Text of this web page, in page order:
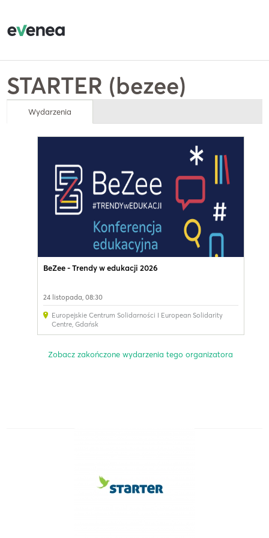
STARTER (bezee)
Wydarzenia
BeZee - Trendy w edukacji 2026
24 listopada, 08:30
Europejskie Centrum Solidarności I European Solidarity
Centre, Gdańsk
Zobacz zakończone wydarzenia tego organizatora